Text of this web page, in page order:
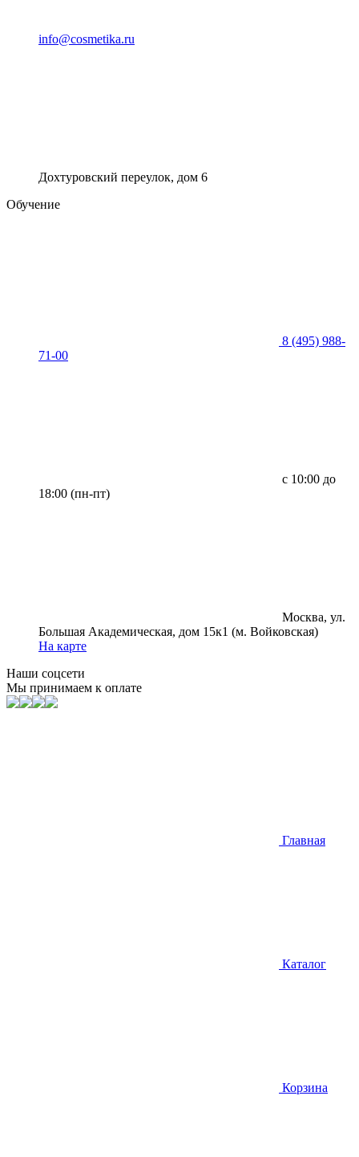
info@cosmetika.ru
Дохтуровский переулок, дом 6
Обучение
8 (495) 988-
71-00
с 10:00 до
18:00 (пн-пт)
Москва, ул.
Большая Академическая, дом 15к1 (м. Войковская)
На карте
Наши соцсети
Мы принимаем к оплате
Главная
Каталог
Корзина